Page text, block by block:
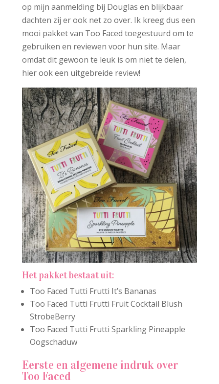
op mijn aanmelding bij Douglas en blijkbaar
dachten zij er ook net zo over. Ik kreeg dus een
mooi pakket van Too Faced toegestuurd om te
gebruiken en reviewen voor hun site. Maar
omdat dit gewoon te leuk is om niet te delen,
hier ook een uitgebreide review!
Het pakket bestaat uit:
Too Faced Tutti Frutti It’s Bananas
Too Faced Tutti Frutti Fruit Cocktail Blush
StrobeBerry
Too Faced Tutti Frutti Sparkling Pineapple
Oogschaduw
Eerste en algemene indruk over
Too Faced